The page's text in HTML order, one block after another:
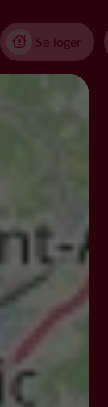
Se loger